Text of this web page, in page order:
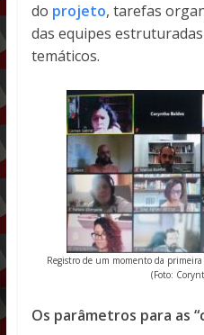
do projeto, tarefas
das equipes
temáticos.
Registro de um momento da
(Foto:
Os parâmetros para as